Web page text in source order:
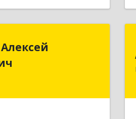
ИП Зубра Алексей
Вадимович
обл, Ленинский р-